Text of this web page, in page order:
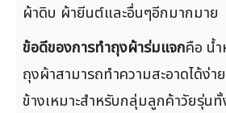
ผ้าดิบ ผ้ายีนต์และอื่นๆอีกมากมาย
ข้อดีของการทำถุงผ้าร่มแจกคือ น้
ถุงผ้าสามารถทำความสะอาดได้ง่า
ข้างเหมาะสำหรับกลุ่มลูกค้าวัยรุ่น